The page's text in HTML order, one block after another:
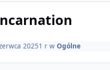
20251 rwOgólne